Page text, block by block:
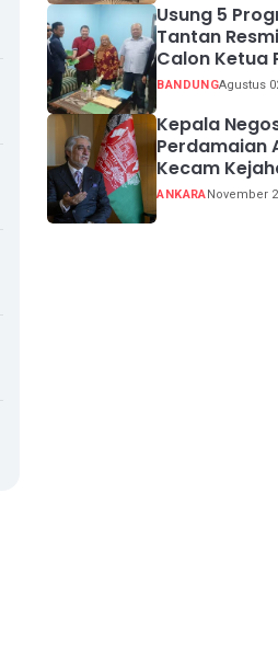
Usung 5
Tantan
Calon Ketua
2026-2031
BANDUNGAgustus
Kepala
Perdamaian
Kecam
ANKARANovember